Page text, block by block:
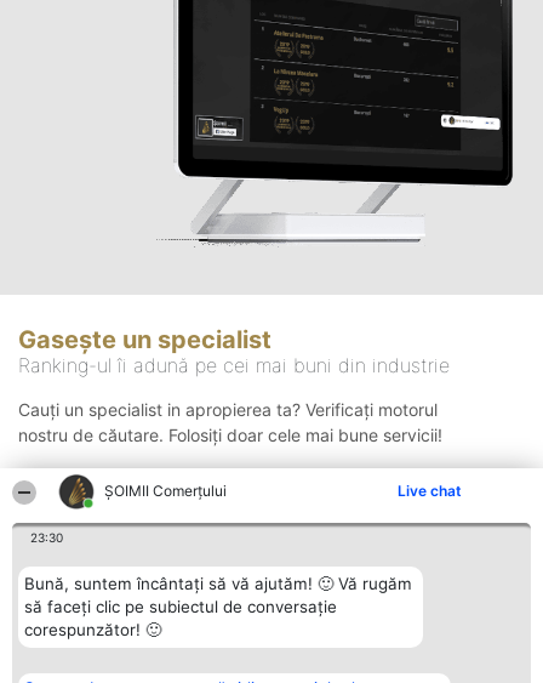
ȘOIMII Comerțului Live chat
23:30
Bună, suntem încântați să vă ajutăm! 🙂 Vă rugăm
să faceți clic pe subiectul de conversație
corespunzător! 🙂
Gasește un specialist
Ranking-ul îi adună pe cei mai buni din industrie
Cauți un specialist in apropierea ta? Verificați motorul
nostru de căutare. Folosiți doar cele mai bune servicii!